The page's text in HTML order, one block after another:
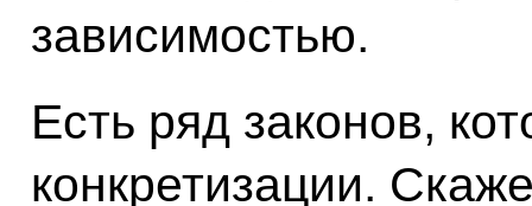
зависимостью.
Есть ряд законов,
конкретизации.